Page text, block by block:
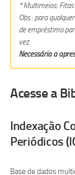
* Multimeios: Fitas
Obs.: para
de empréstimo
vez.
Necessária a
Acesse a
Indexação
Periódicos
Base de dados